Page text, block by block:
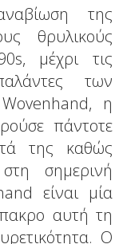
της
θρυλικούς
μέχρι τις
των
η
πάντοτε
της καθώς
σημερινή
είναι μία
αυτή τη
Ο